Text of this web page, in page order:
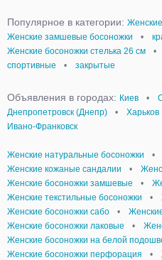
Популярное в категории:
Женские замшевые босоножки
•
Женские босоножки стелька 26 см
•
спортивные
• закрытые
Объявления в городах: Киев •
Днепропетровск (Днепр)
• Харьков
Ивано-Франковск
Женские натуральные босоножки •
Женские кожаные сандалии
•
Женские босоножки замшевые
•
Женские текстильные босоножки
•
Женские босоножки сабо
•
Женские босоножки лаковые
•
Женские босоножки на белой
Женские босоножки перфорация
•